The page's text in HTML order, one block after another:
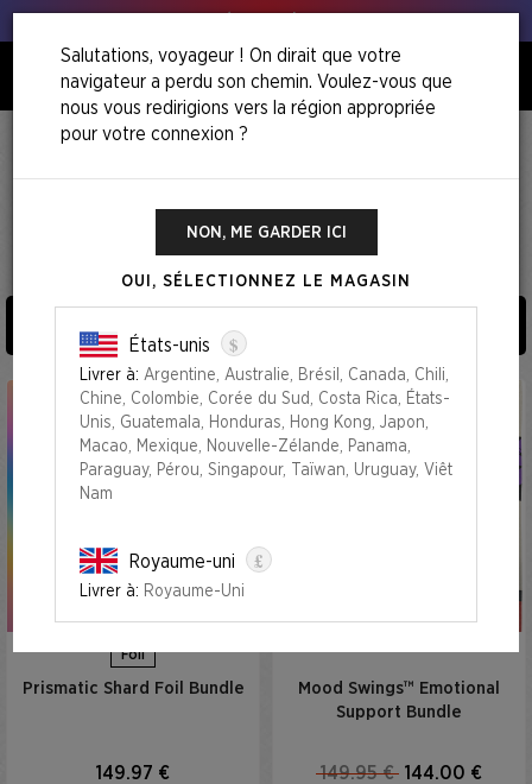
0
Accueil BUNDLES
BUNDLES
45Produits
Foil
Prismatic Shard Foil Bundle
149.97 €
Mood Swings™ Emotional
Support Bundle
149.95 € 144.00 €
Salutations, voyageur ! On dirait que votre
navigateur a perdu son chemin. Voulez-vous que
nous vous redirigions vers la région appropriée
pour votre connexion ?
NON, ME GARDER ICI
OUI, SÉLECTIONNEZ LE MAGASIN
États-unis $
Livrer à: Argentine, Australie, Brésil, Canada, Chili,
Chine, Colombie, Corée du Sud, Costa Rica, États-
Unis, Guatemala, Honduras, Hong Kong, Japon,
Macao, Mexique, Nouvelle-Zélande, Panama,
Paraguay, Pérou, Singapour, Taïwan, Uruguay, Viêt
Nam
Royaume-uni £
Livrer à: Royaume-Uni